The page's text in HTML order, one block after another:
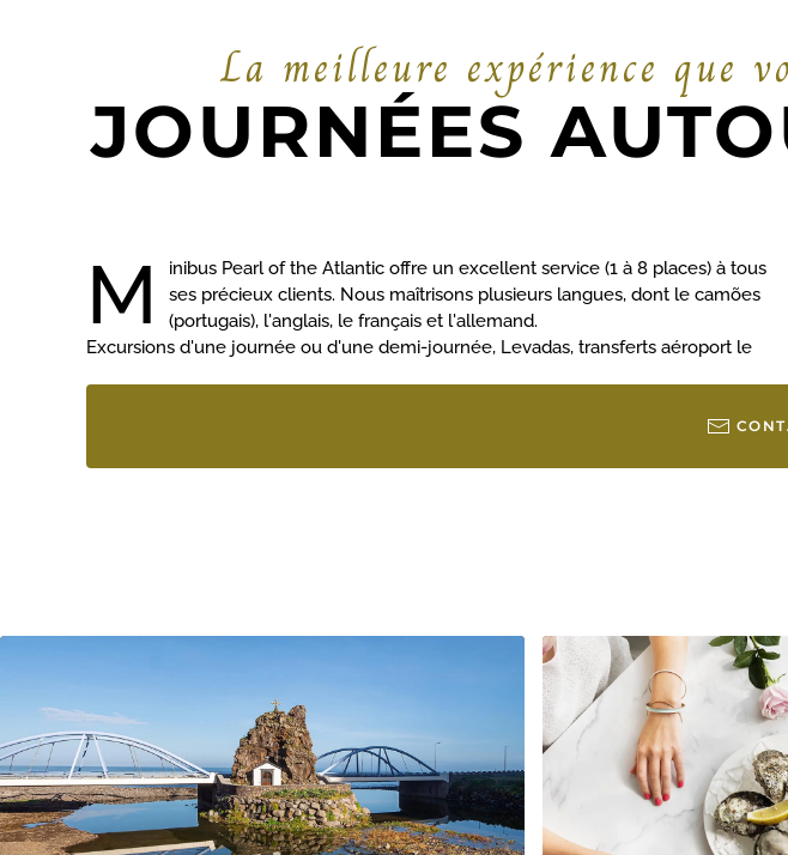
La meilleure expérience que
JOURNÉES
M
inibus Pearl of the Atlantic offre un excellent service (1 à 8 places) à tous
ses précieux clients. Nous maîtrisons plusieurs langues, dont le camões
(portugais), l'anglais, le français et l'allemand.
Excursions d'une journée ou d'une demi-journée, Levadas, transferts aéroport le